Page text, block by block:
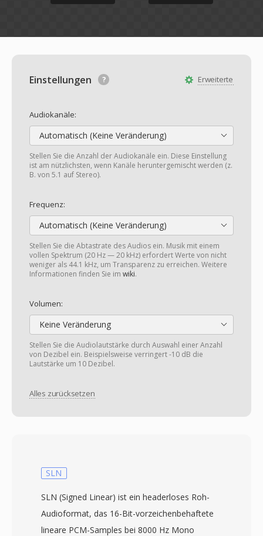
Erweiterte
Einstellungen
Audiokanäle:
Automatisch (Keine Veränderung)
Stellen Sie die Anzahl der Audiokanäle ein. Diese Einstellung
ist am nützlichsten, wenn Kanäle heruntergemischt werden (z.
B. von 5.1 auf Stereo).
Frequenz:
Automatisch (Keine Veränderung)
Stellen Sie die Abtastrate des Audios ein. Musik mit einem
vollen Spektrum (20 Hz — 20 kHz) erfordert Werte von nicht
weniger als 44.1 kHz, um Transparenz zu erreichen. Weitere
Informationen finden Sie im wiki.
Volumen:
Keine Veränderung
Stellen Sie die Audiolautstärke durch Auswahl einer Anzahl
von Dezibel ein. Beispielsweise verringert -10 dB die
Lautstärke um 10 Dezibel.
Alles zurücksetzen
SLN
SLN (Signed Linear) ist ein headerloses Roh-
Audioformat, das 16-Bit-vorzeichenbehaftete
lineare PCM-Samples bei 8000 Hz Mono